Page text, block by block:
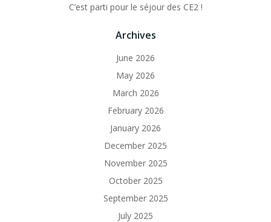
C’est parti pour le séjour des CE2 !
Archives
June 2026
May 2026
March 2026
February 2026
January 2026
December 2025
November 2025
October 2025
September 2025
July 2025